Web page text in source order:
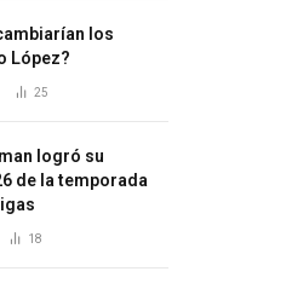
los
López?
25
logró su
de la temporada
18